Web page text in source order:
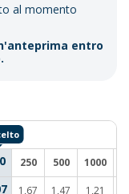
al momento
entro
250 500 1000
1,67 1,47 1,21